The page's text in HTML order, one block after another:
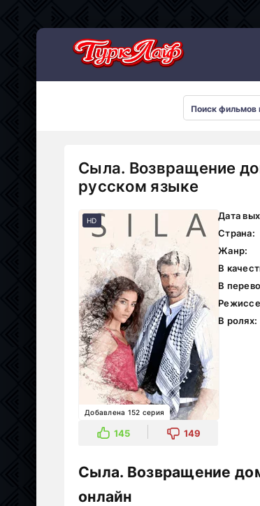
Сыла. Возвращение
русском языке
HD
Добавлена 152 серия
145 149
Дата
Страна:
Жанр:
В
В
В ролях:
Сыла. Возвращение
онлайн
Сериалы 2026